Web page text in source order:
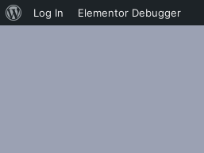
About
Log In Elementor Debugger